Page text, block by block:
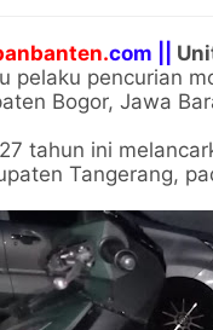
com ||
pelaku pencurian
Bogor, Jawa
tahun ini
Tangerang,